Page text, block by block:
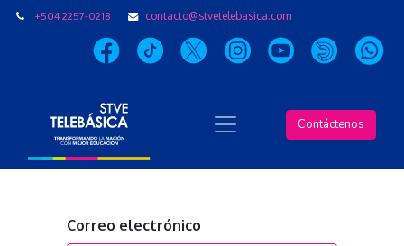
+504 2257-0218 contacto@stvetelebasica.com
Contáctenos
Correo electrónico